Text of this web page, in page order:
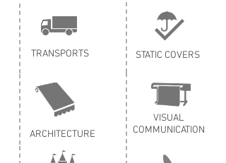
TRANSPORTS
ARCHITECTURE
STATIC COVERS
VISUAL
COMMUNICATION